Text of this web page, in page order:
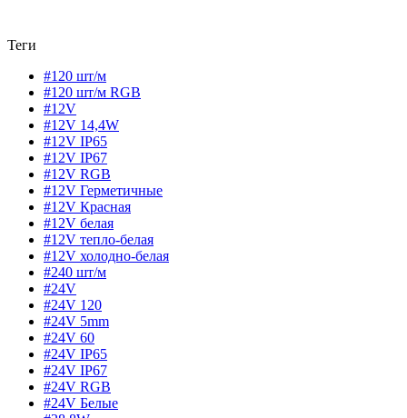
Теги
#120 шт/м
#120 шт/м RGB
#12V
#12V 14,4W
#12V IP65
#12V IP67
#12V RGB
#12V Герметичные
#12V Красная
#12V белая
#12V тепло-белая
#12V холодно-белая
#240 шт/м
#24V
#24V 120
#24V 5mm
#24V 60
#24V IP65
#24V IP67
#24V RGB
#24V Белые